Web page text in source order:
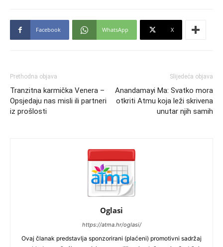
Facebook WhatsApp X
Prethodna objava
Tranzitna karmička Venera –
Opsjedaju nas misli ili partneri
iz prošlosti
Slijedeća objava
Anandamayi Ma: Svatko mora
otkriti Atmu koja leži skrivena
unutar njih samih
Oglasi
https://atma.hr/oglasi/
Ovaj članak predstavlja sponzorirani (plaćeni) promotivni sadržaj